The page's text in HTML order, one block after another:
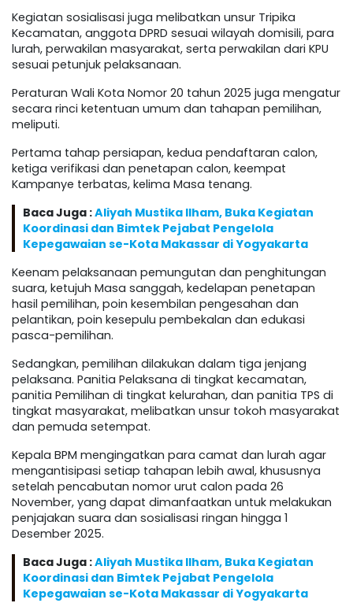
Kegiatan sosialisasi juga melibatkan unsur Tripika
Kecamatan, anggota DPRD sesuai wilayah domisili, para
lurah, perwakilan masyarakat, serta perwakilan dari KPU
sesuai petunjuk pelaksanaan.
Peraturan Wali Kota Nomor 20 tahun 2025 juga mengatur
secara rinci ketentuan umum dan tahapan pemilihan,
meliputi.
Pertama tahap persiapan, kedua pendaftaran calon,
ketiga verifikasi dan penetapan calon, keempat
Kampanye terbatas, kelima Masa tenang.
Baca Juga :Aliyah Mustika Ilham, Buka Kegiatan
Koordinasi dan Bimtek Pejabat Pengelola
Kepegawaian se-Kota Makassar di Yogyakarta
Keenam pelaksanaan pemungutan dan penghitungan
suara, ketujuh Masa sanggah, kedelapan penetapan
hasil pemilihan, poin kesembilan pengesahan dan
pelantikan, poin kesepulu pembekalan dan edukasi
pasca-pemilihan.
Sedangkan, pemilihan dilakukan dalam tiga jenjang
pelaksana. Panitia Pelaksana di tingkat kecamatan,
panitia Pemilihan di tingkat kelurahan, dan panitia TPS di
tingkat masyarakat, melibatkan unsur tokoh masyarakat
dan pemuda setempat.
Kepala BPM mengingatkan para camat dan lurah agar
mengantisipasi setiap tahapan lebih awal, khususnya
setelah pencabutan nomor urut calon pada 26
November, yang dapat dimanfaatkan untuk melakukan
penjajakan suara dan sosialisasi ringan hingga 1
Desember 2025.
Baca Juga :Aliyah Mustika Ilham, Buka Kegiatan
Koordinasi dan Bimtek Pejabat Pengelola
Kepegawaian se-Kota Makassar di Yogyakarta